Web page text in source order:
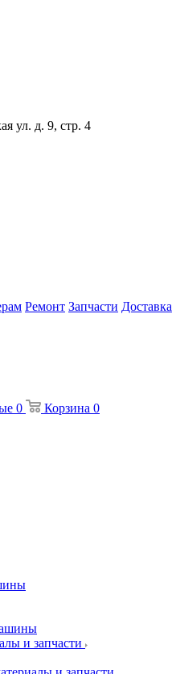
ул. д. 9, стр. 4
Ремонт Запчасти Доставка
0 Корзина 0
и запчасти